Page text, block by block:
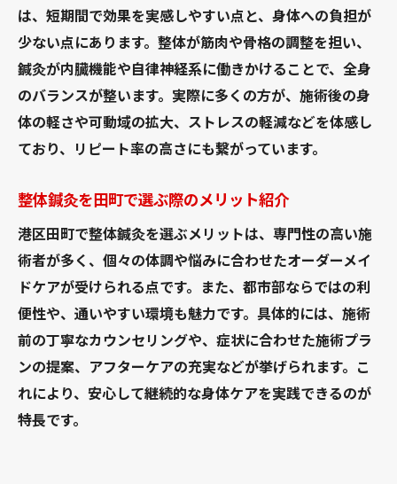
は、短期間で効果を実感しやすい点と、身体への負担が
少ない点にあります。整体が筋肉や骨格の調整を担い、
鍼灸が内臓機能や自律神経系に働きかけることで、全身
のバランスが整います。実際に多くの方が、施術後の身
体の軽さや可動域の拡大、ストレスの軽減などを体感し
ており、リピート率の高さにも繋がっています。
整体鍼灸を田町で選ぶ際のメリット紹介
港区田町で整体鍼灸を選ぶメリットは、専門性の高い施
術者が多く、個々の体調や悩みに合わせたオーダーメイ
ドケアが受けられる点です。また、都市部ならではの利
便性や、通いやすい環境も魅力です。具体的には、施術
前の丁寧なカウンセリングや、症状に合わせた施術プラ
ンの提案、アフターケアの充実などが挙げられます。こ
れにより、安心して継続的な身体ケアを実践できるのが
特長です。